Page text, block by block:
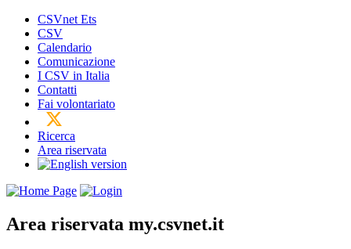
CSVnet Ets
CSV
Calendario
Comunicazione
I CSV in Italia
Contatti
Fai volontariato
Ricerca
Area riservata
Area riservata my.csvnet.it